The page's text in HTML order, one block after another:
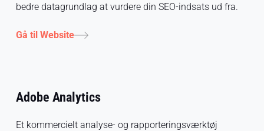
bedre datagrundlag at vurdere din SEO-indsats ud fra.
Gå til Website
Adobe Analytics
Et kommercielt analyse- og rapporteringsværktøj